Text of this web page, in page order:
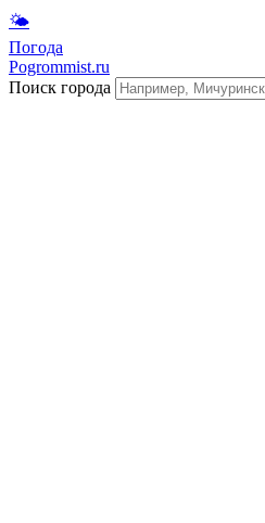
🌤
Погода
Pogrommist.ru
Поиск города